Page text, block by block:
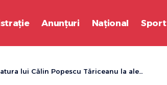
Anunțuri Național Sport
Popescu Tăriceanu la alegerile prezidențiale